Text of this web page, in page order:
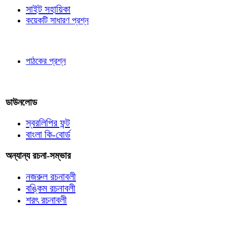
সাইট সহায়িকা
কয়েকটি সাধারণ প্রশ্ন
পাঠকের প্রশ্ন
ডাউনলোড
স্বরলিপির ফন্ট
বাংলা কি-বোর্ড
অন্যান্য রচনা-সম্ভার
নজরুল রচনাবলী
বঙ্কিম রচনাবলী
শরৎ রচনাবলী